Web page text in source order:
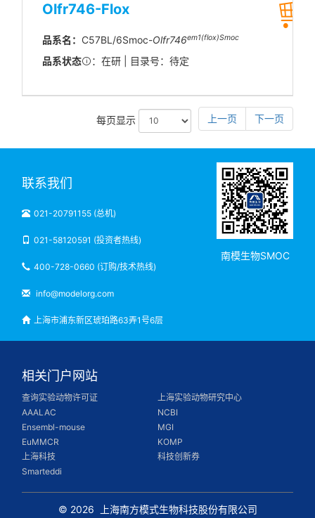
Olfr746-Flox
品系名： C57BL/6Smoc-Olfr746em1(flox)Smoc
品系状态 ：在研 | 目录号：待定
每页显示 上一页 下一页
联系我们
021-20791155 (总机)
021-58120591 (投资者热线)
400-728-0660 (订购/技术热线)
info@modelorg.com
上海市浦东新区琥珀路63弄1号6层
南模生物SMOC
相关门户网站
查询实验动物许可证
上海实验动物研究中心
AAALAC
NCBI
Ensembl-mouse
MGI
EuMMCR
KOMP
上海科技
科技创新券
Smarteddi
© 2026 上海南方模式生物科技股份有限公司